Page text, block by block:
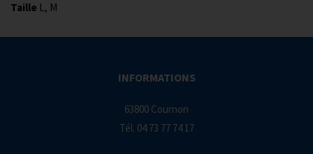
Taille L, M
INFORMATIONS
63800 Cournon
Tél. 04 73 77 74 17